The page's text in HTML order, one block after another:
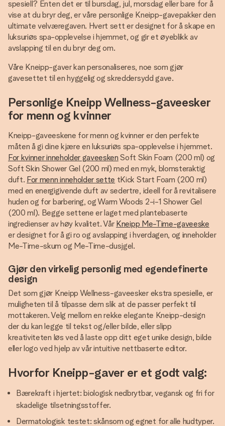
spesiell? Enten det er til bursdag, jul, morsdag eller bare for å
vise at du bryr deg, er våre personlige Kneipp-gavepakker den
ultimate velværegaven. Hvert sett er designet for å skape en
luksuriøs spa-opplevelse i hjemmet, og gir et øyeblikk av
avslapping til en du bryr deg om.
Våre Kneipp-gaver kan personaliseres, noe som gjør
gavesettet til en hyggelig og skreddersydd gave.
Personlige Kneipp Wellness-gaveesker
for menn og kvinner
Kneipp-gaveeskene for menn og kvinner er den perfekte
måten å gi dine kjære en luksuriøs spa-opplevelse i hjemmet.
For kvinner inneholder gaveesken Soft Skin Foam (200 ml) og
Soft Skin Shower Gel (200 ml) med en myk, blomsteraktig
duft. For menn inneholder sette tKick Start Foam (200 ml)
med en energigivende duft av sedertre, ideell for å revitalisere
huden og for barbering, og Warm Woods 2-i-1 Shower Gel
(200 ml). Begge settene er laget med plantebaserte
ingredienser av høy kvalitet. Vår Kneipp Me-Time-gaveeske
er designet for å gi ro og avslapping i hverdagen, og inneholder
Me-Time-skum og Me-Time-dusjgel.
Gjør den virkelig personlig med egendefinerte
design
Det som gjør Kneipp Wellness-gaveesker ekstra spesielle, er
muligheten til å tilpasse dem slik at de passer perfekt til
mottakeren. Velg mellom en rekke elegante Kneipp-design
der du kan legge til tekst og/eller bilde, eller slipp
kreativiteten løs ved å laste opp ditt eget unike design, bilde
eller logo ved hjelp av vår intuitive nettbaserte editor.
Hvorfor Kneipp-gaver er et godt valg:
Bærekraft i hjertet: biologisk nedbrytbar, vegansk og fri for
skadelige tilsetningsstoffer.
Dermatologisk testet: skånsom og egnet for alle hudtyper.